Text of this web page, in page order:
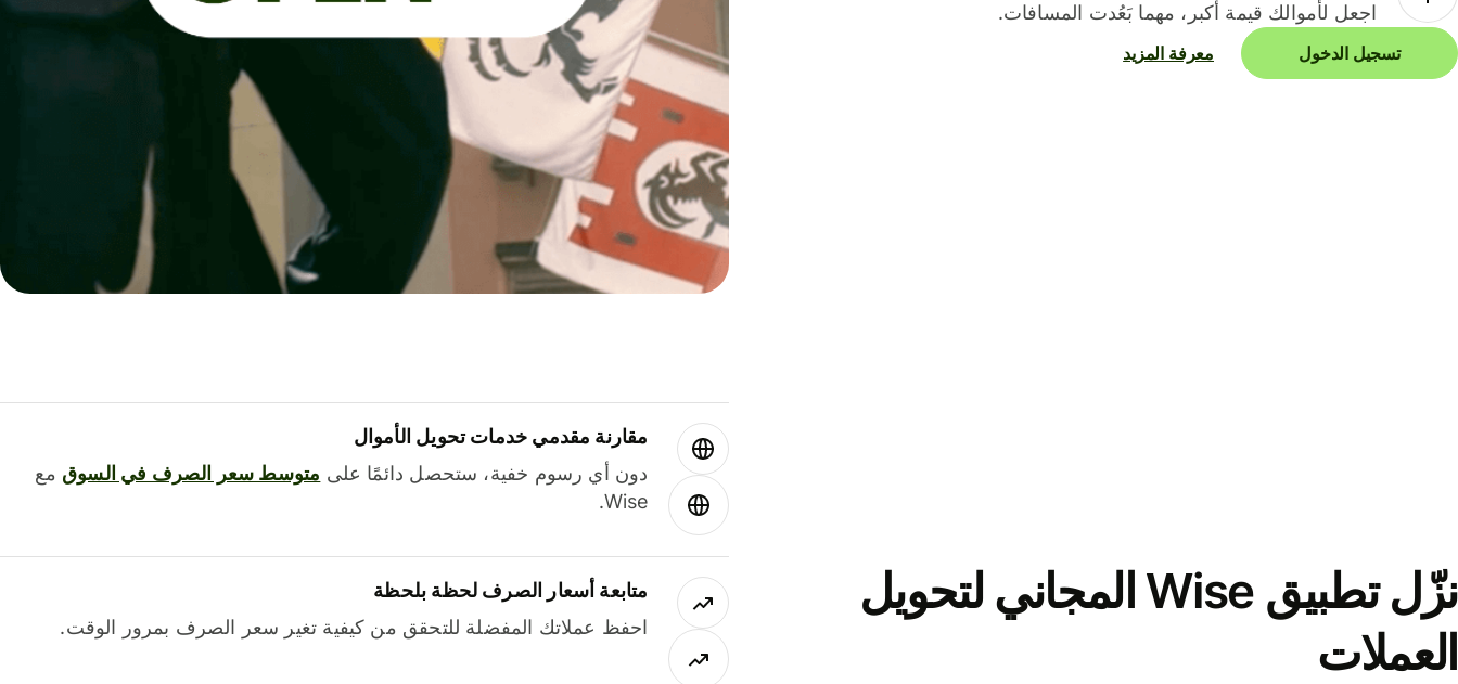
اجعل لأموالك قيمة أكبر، مهما بَعُدت المسافات.
تسجيل الدخول معرفة المزيد
نزّل تطبيق Wise المجاني لتحويل
العملات
مقارنة مقدمي خدمات تحويل الأموال
دون أي رسوم خفية، ستحصل دائمًا على متوسط ​​سعر الصرف في السوق مع
Wise.
متابعة أسعار الصرف لحظة بلحظة
احفظ عملاتك المفضلة للتحقق من كيفية تغير سعر الصرف بمرور الوقت.